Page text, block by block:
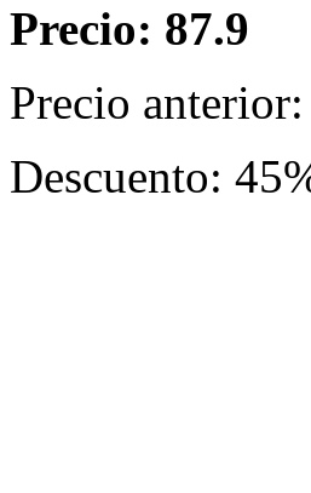
Precio: 87.9
Precio
Descuento: